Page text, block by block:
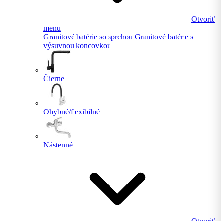
Otvoriť
menu
Granitové batérie so sprchou Granitové batérie s
výsuvnou koncovkou
Čierne
Ohybné/flexibilné
Nástenné